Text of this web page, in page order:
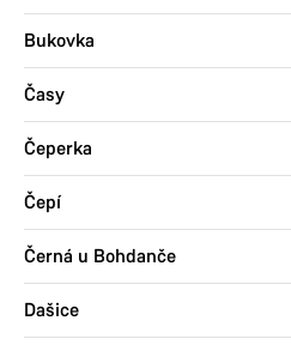
Bukovka
Časy
Čeperka
Čepí
Černá u Bohdanče
Dašice